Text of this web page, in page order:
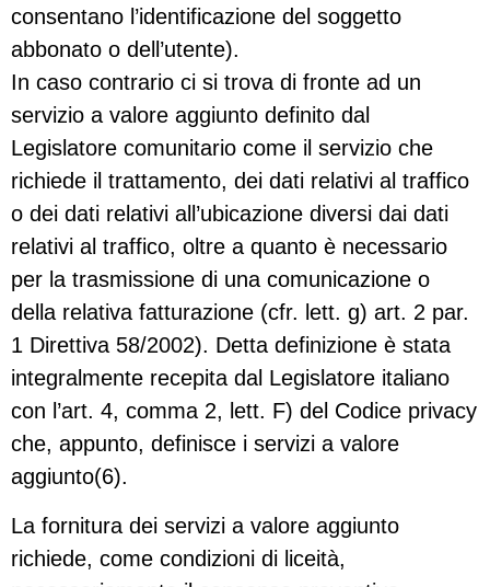
consentano l’identificazione del soggetto
abbonato o dell’utente).
In caso contrario ci si trova di fronte ad un
servizio a valore aggiunto definito dal
Legislatore comunitario come il servizio che
richiede il trattamento, dei dati relativi al traffico
o dei dati relativi all’ubicazione diversi dai dati
relativi al traffico, oltre a quanto è necessario
per la trasmissione di una comunicazione o
della relativa fatturazione (cfr. lett. g) art. 2 par.
1 Direttiva 58/2002). Detta definizione è stata
integralmente recepita dal Legislatore italiano
con l’art. 4, comma 2, lett. F) del Codice privacy
che, appunto, definisce i servizi a valore
aggiunto(6).
La fornitura dei servizi a valore aggiunto
richiede, come condizioni di liceità,